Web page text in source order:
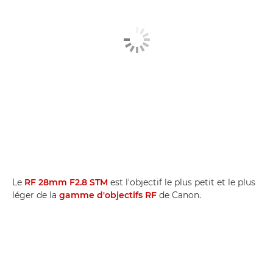
Le RF 28mm F2.8 STM est l'objectif le plus petit et le plus
léger de la gamme d'objectifs RF de Canon.